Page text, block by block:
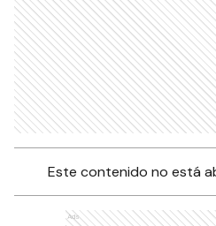
Este contenido no está
Ads